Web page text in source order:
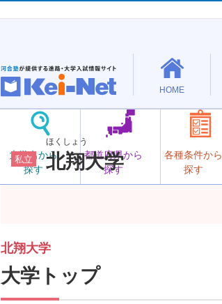
HOME
大学名から
探す
都道府県から
探す
各種条件から
探す
私立
ほくしょう
北翔大学
北翔大学
大学トップ